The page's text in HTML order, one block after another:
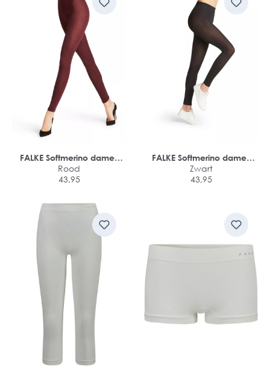
FALKE Softmerino dames
legging
Rood
43,95
FALKE Softmerino dames
legging
Zwart
43,95